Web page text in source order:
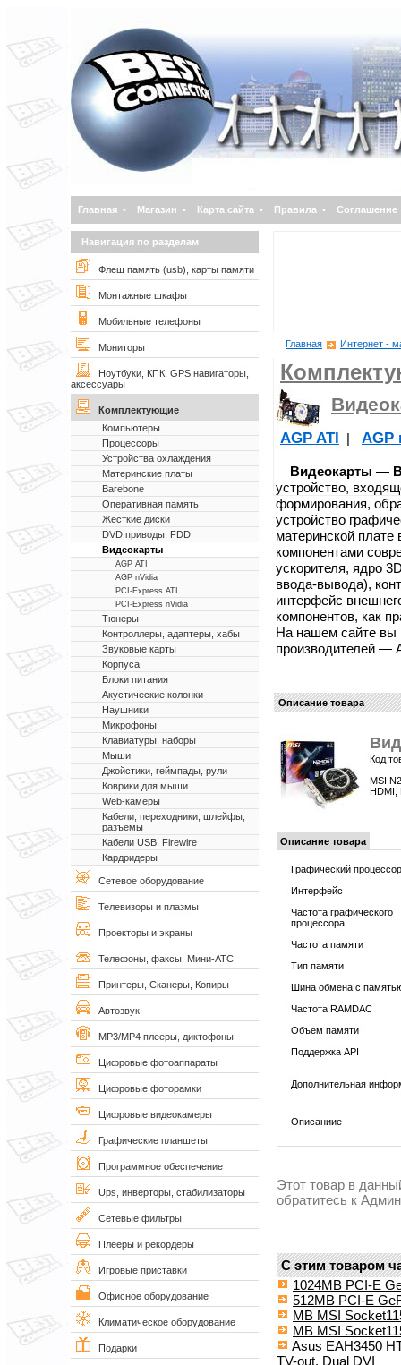
Главная • Магазин • Карта сайта • Правила • Соглашение
Навигация по разделам
Флеш память (usb), карты памяти
Монтажные шкафы
Мобильные телефоны
Мониторы
Ноутбуки, КПК, GPS навигаторы,
аксессуары
Комплектующие
Компьютеры
Процессоры
Устройства охлаждения
Материнские платы
Barebone
Оперативная память
Жесткие диски
DVD приводы, FDD
Видеокарты
AGP ATI
AGP nVidia
PCI-Express ATI
PCI-Express nVidia
Тюнеры
Контроллеры, адаптеры, хабы
Звуковые карты
Корпуса
Блоки питания
Акустические колонки
Наушники
Микрофоны
Клавиатуры, наборы
Мыши
Джойстики, геймпады, рули
Коврики для мыши
Web-камеры
Кабели, переходники, шлейфы,
разъемы
Кабели USB, Firewire
Кардридеры
Сетевое оборудование
Телевизоры и плазмы
Проекторы и экраны
Телефоны, факсы, Мини-АТС
Принтеры, Сканеры, Копиры
Автозвук
MP3/MP4 плееры, диктофоны
Цифровые фотоаппараты
Цифровые фоторамки
Цифровые видеокамеры
Графические планшеты
Программное обеспечение
Ups, инверторы, стабилизаторы
Сетевые фильтры
Плееры и рекордеры
Игровые приставки
Офисное оборудование
Климатическое оборудование
Подарки
Главная Интернет -
AGP ATI | AGP
Видеокарты —
устройство,
формирования,
устройство
материнской
компонентами
ускорителя, ядро
ввода-вывода),
интерфейс
компонентов, как
На нашем сайте
производителей —
Описание товара
Код
MSI
HDMI,
Описание товара
Графический процессор
Интерфейс
Частота графического
процессора
Частота памяти
Тип памяти
Шина обмена с
Частота RAMDAC
Объем памяти
Поддержка API
Дополнительная
Описаниие
Этот товар в
обратитесь к
С этим товаром
1024MB PCI-E
512MB PCI-E
MB MSI
MB MSI
Asus EAH3450
TV-out, Dual DVI